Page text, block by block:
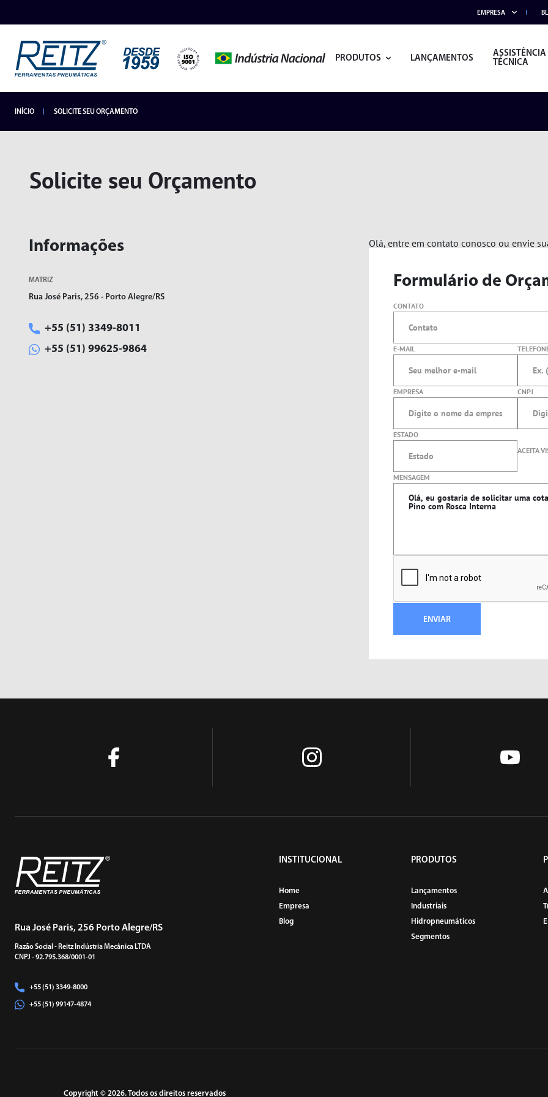
EMPRESA
PRODUTOS LANÇAMENTOS
ASSISTÊNCIA
TÉCNICA
ACESSÓRIOS ALICATES
LIXADEIRAS
INÍCIO SOLICITE SEU ORÇAMENTO
Solicite seu Orçamento
Informações
MATRIZ
Rua José Paris, 256 - Porto Alegre/RS
+55 (51) 3349-8011
+55 (51) 99625-9864
Olá, entre em contato conosco ou envie
Formulário de
CONTATO
E-MAIL
EMPRESA CNPJ
ESTADO
ACEITA
MENSAGEM
ENVIAR
Rua José Paris, 256 Porto Alegre/RS
Razão Social - Reitz Indústria Mecânica LTDA
CNPJ - 92.795.368/0001-01
+55 (51) 3349-8000
+55 (51) 99147-4874
INSTITUCIONAL
Home
Empresa
Blog
PRODUTOS
Lançamentos
Industriais
Hidropneumáticos
Segmentos
Copyright © 2026. Todos os direitos reservados